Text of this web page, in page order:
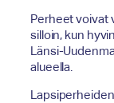
Perheet voivat
silloin, kun
Länsi-
alueella.